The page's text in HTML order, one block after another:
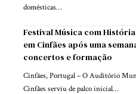
domésticas…
Festival Música com
em Cinfães após uma
concertos e formação
Cinfães, Portugal – O Auditório
Cinfães serviu de palco inicial…